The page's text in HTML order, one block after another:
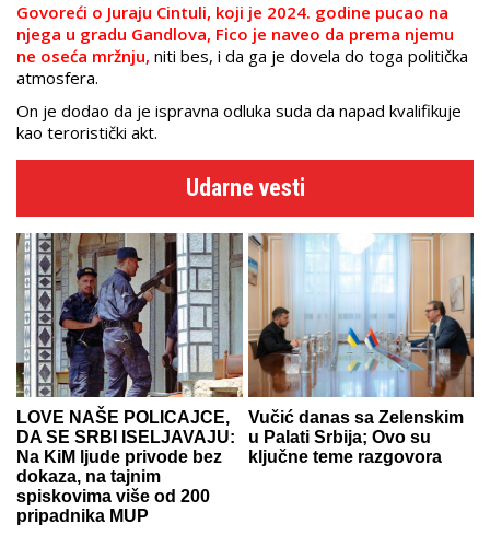
Govoreći o Juraju Cintuli, koji je 2024. godine pucao na
njega u gradu Gandlova, Fico je naveo da prema njemu
ne oseća mržnju, niti bes, i da ga je dovela do toga politička
atmosfera.
On je dodao da je ispravna odluka suda da napad kvalifikuje
kao teroristički akt.
Udarne vesti
LOVE NAŠE POLICAJCE,
DA SE SRBI ISELJAVAJU:
Na KiM ljude privode bez
dokaza, na tajnim
spiskovima više od 200
pripadnika MUP
Vučić danas sa Zelenskim
u Palati Srbija; Ovo su
ključne teme razgovora